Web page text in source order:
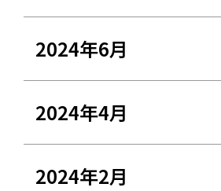
2024年6月
2024年4月
2024年2月